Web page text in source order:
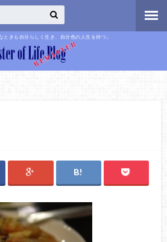
ときも自分らしく生き、自分色の人生を持つ」